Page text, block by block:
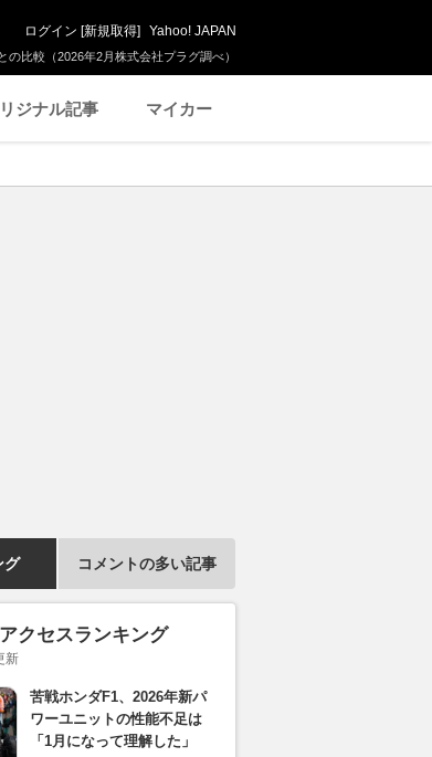
比較（2026年2月株式会社プラグ調べ）
ログイン [新規取得] Yahoo! JAPAN
ジナル記事 マイカー
グ コメントの多い記事
クセスランキング
新
苦戦ホンダF1、2026年新パ
ワーユニットの性能不足は
「1月になって理解した」